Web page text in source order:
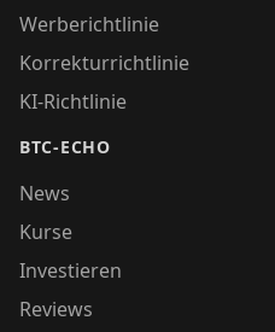
Werberichtlinie
Korrekturrichtlinie
KI-Richtlinie
BTC-ECHO
News
Kurse
Investieren
Reviews